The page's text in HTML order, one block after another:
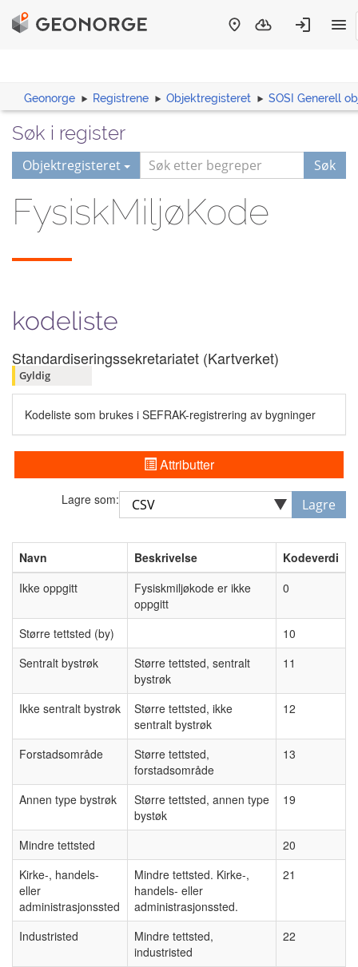
Geonorge Registrene Objektregisteret SOSI Generell
Søk i register
Objektregisteret Søk
FysiskMiljøKode
kodeliste
Standardiseringssekretariatet (Kartverket)
Gyldig
Kodeliste som brukes i SEFRAK-registrering av bygninger
Attributter
Lagre som: Lagre
Navn Beskrivelse
Kodeverdi
Ikke oppgitt
Fysiskmiljøkode er ikke
oppgitt
0
Større tettsted (by)
10
Sentralt bystrøk
Større tettsted, sentralt
bystrøk
11
Ikke sentralt bystrøk
Større tettsted, ikke
sentralt bystrøk
12
Forstadsområde
Større tettsted,
forstadsområde
13
Annen type bystrøk
Større tettsted, annen type
bystøk
19
Mindre tettsted
20
Kirke-, handels-
eller
administrasjonssted
Mindre tettsted. Kirke-,
handels- eller
administrasjonssted.
21
Industristed
Mindre tettsted,
industristed
22